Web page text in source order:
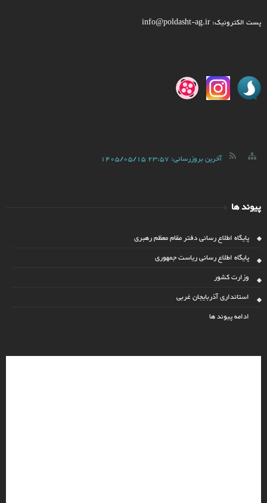
پست الکترونیک: info@poldasht-ag.ir
آخرین بروزرسانی: 1405/05/15 23:57
پیوند ها
پایگاه اطلاع رسانی دفتر مقام معظم رهبری
پایگاه اطلاع رسانی ریاست جمهوری
وزارت کشور
استانداری آذربایجان غربی
ادامه پیوند ها